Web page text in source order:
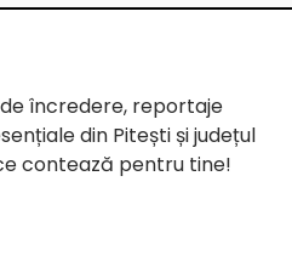
încredere, reportaje
din Pitești și județul
contează pentru tine!